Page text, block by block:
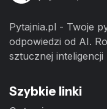
Pytajnia.pl - Twoje
odpowiedzi od AI.
sztucznej inteligencji
Szybkie linki